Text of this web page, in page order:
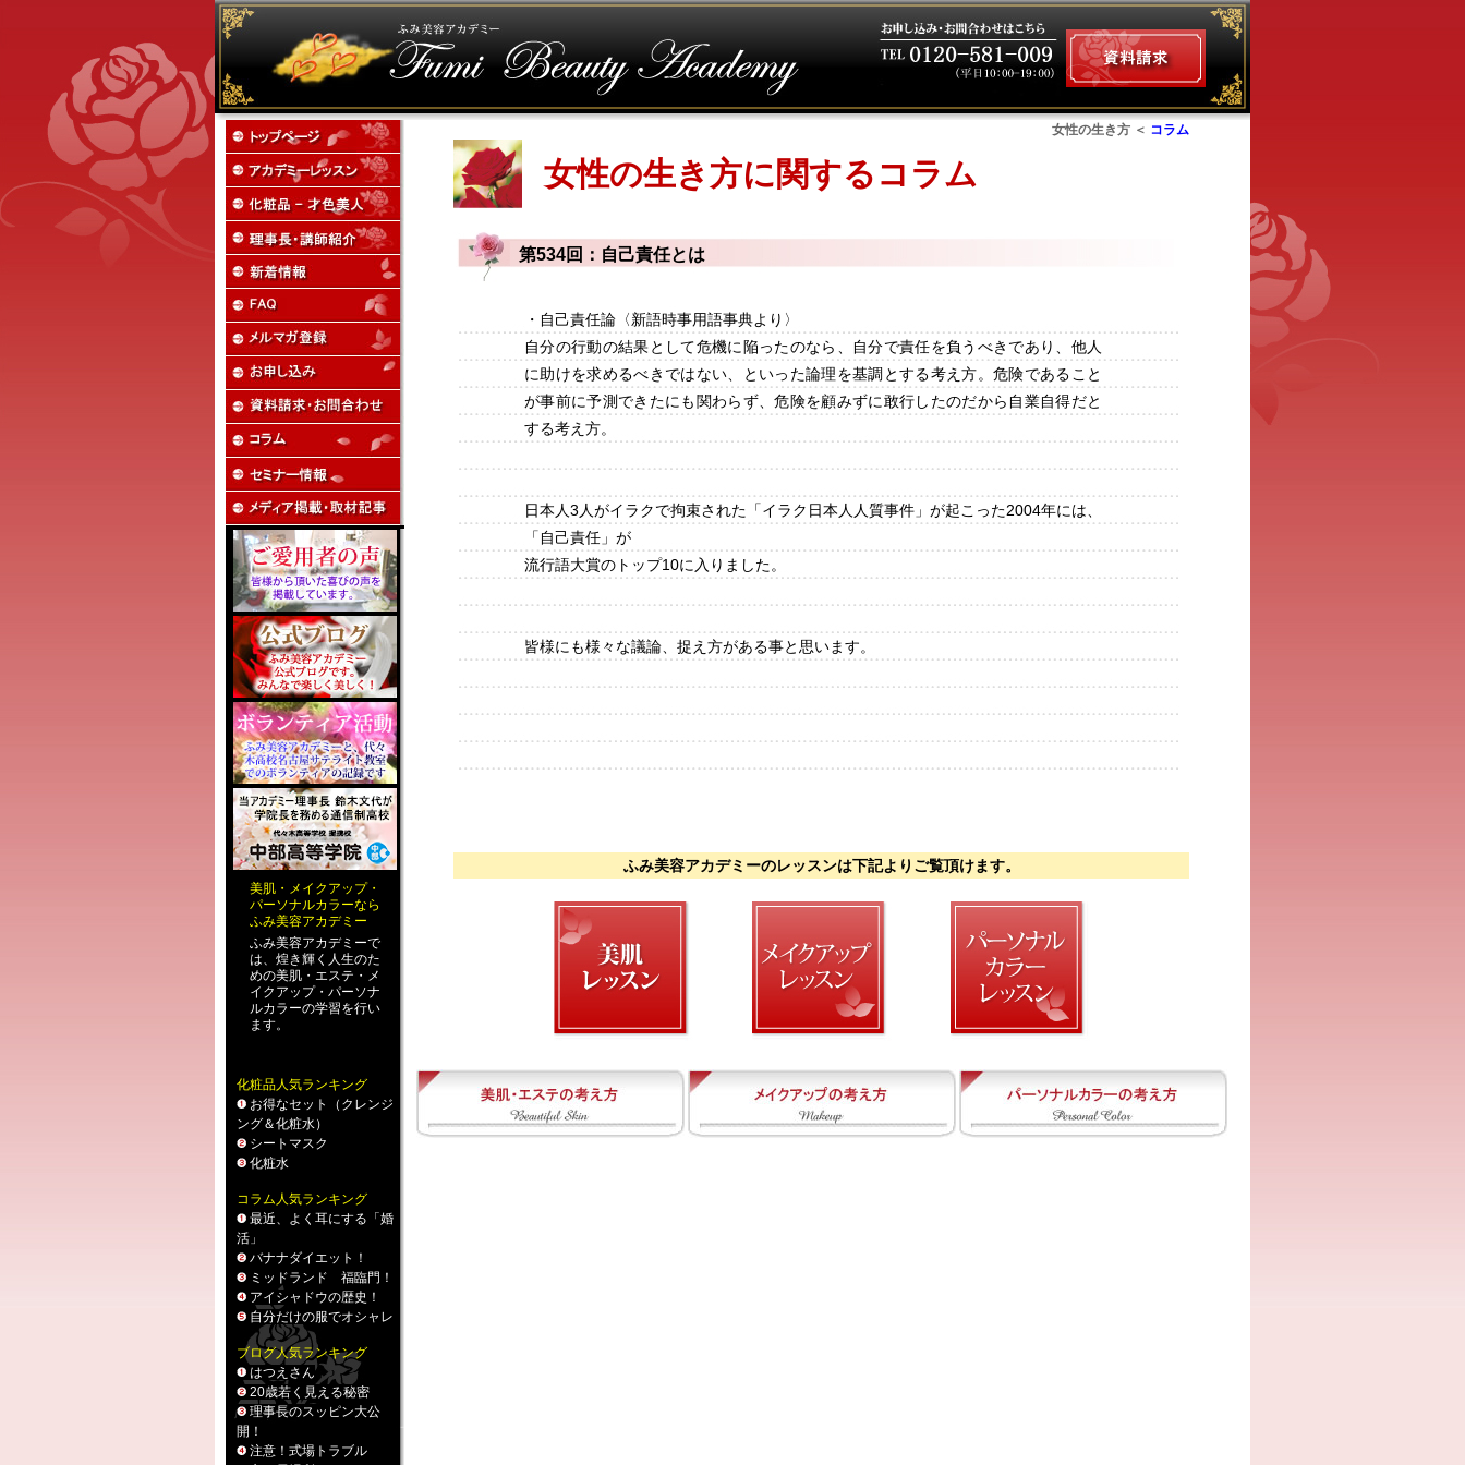
美肌 ・ メイクアップ・
パーソナルカラーなら
ふみ美容アカデミー
ふみ美容アカデミーで
は、煌き輝く人生のた
めの美肌・エステ ・ メ
イクアップ・ パーソナ
ルカラーの学習を行い
ます。
化粧品人気ランキング
お得なセット（クレンジ
ング＆化粧水）
シートマスク
化粧水
コラム人気ランキング
最近、よく耳にする「婚
活」
バナナダイエット！
ミッドランド 福臨門！
アイシャドウの歴史！
自分だけの服でオシャレ
ブログ人気ランキング
はつえさん
20歳若く見える秘密
理事長のスッピン大公
開！
注意！式場トラブル
女性の生き方 ＜ コラム
女性の生き方に関するコラム
第534回：自己責任とは
・自己責任論〈新語時事用語事典より〉
自分の行動の結果として危機に陥ったのなら、自分で責任を負うべきであり、他人
に助けを求めるべきではない、といった論理を基調とする考え方。危険であること
が事前に予測できたにも関わらず、危険を顧みずに敢行したのだから自業自得だと
する考え方。
日本人3人がイラクで拘束された「イラク日本人人質事件」が起こった2004年には、
「自己責任」が
流行語大賞のトップ10に入りました。
皆様にも様々な議論、捉え方がある事と思います。
ふみ美容アカデミーのレッスンは下記よりご覧頂けます。